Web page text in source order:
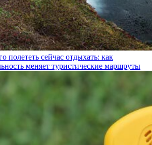
полететь сейчас отдыхать: как
меняет туристические маршруты